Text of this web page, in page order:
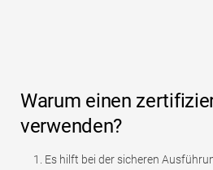
Warum einen
verwenden?
Es hilft bei der sicheren